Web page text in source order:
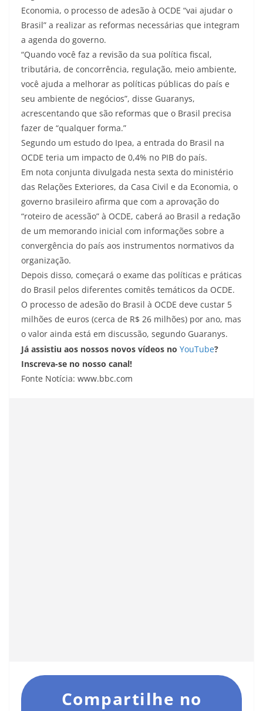
Economia, o processo de adesão à OCDE “vai ajudar o
Brasil” a realizar as reformas necessárias que integram
a agenda do governo.
“Quando você faz a revisão da sua política fiscal,
tributária, de concorrência, regulação, meio ambiente,
você ajuda a melhorar as políticas públicas do país e
seu ambiente de negócios”, disse Guaranys,
acrescentando que são reformas que o Brasil precisa
fazer de “qualquer forma.”
Segundo um estudo do Ipea, a entrada do Brasil na
OCDE teria um impacto de 0,4% no PIB do país.
Em nota conjunta divulgada nesta sexta do ministério
das Relações Exteriores, da Casa Civil e da Economia, o
governo brasileiro afirma que com a aprovação do
“roteiro de acessão” à OCDE, caberá ao Brasil a redação
de um memorando inicial com informações sobre a
convergência do país aos instrumentos normativos da
organização.
Depois disso, começará o exame das políticas e práticas
do Brasil pelos diferentes comitês temáticos da OCDE.
O processo de adesão do Brasil à OCDE deve custar 5
milhões de euros (cerca de R$ 26 milhões) por ano, mas
o valor ainda está em discussão, segundo Guaranys.
Já assistiu aos nossos novos vídeos no YouTube?
Inscreva-se no nosso canal!
Fonte Notícia: www.bbc.com
Compartilhe no